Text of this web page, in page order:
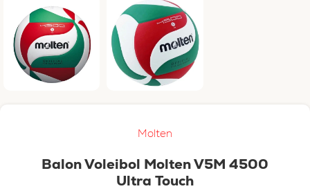
Molten
Balon Voleibol Molten V5M 4500
Ultra Touch